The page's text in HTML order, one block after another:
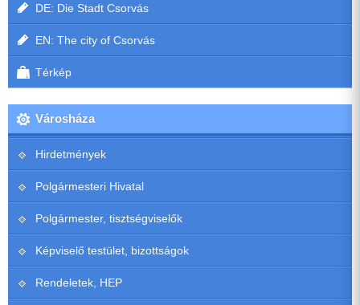
DE: Die Stadt Csorvás
EN: The city of Csorvás
Térkép
Városháza
Hirdetmények
Polgármesteri Hivatal
Polgármester, tisztségviselők
Képviselő testület, bizottságok
Rendeletek, HEP